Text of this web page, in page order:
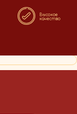
Высокое
качество